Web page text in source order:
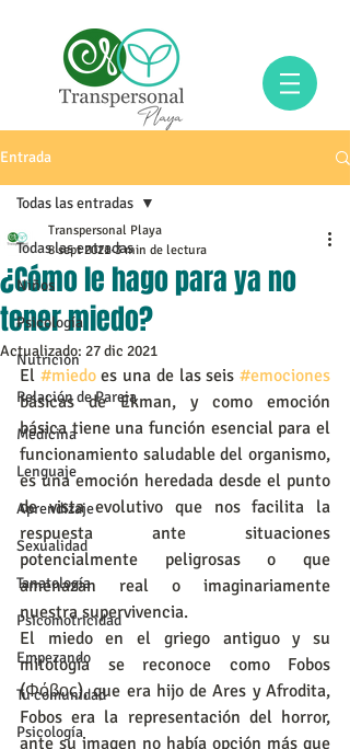
Entrada
Todas las entradas
Niños
Psicología
Nutrición
Relación de Pareja
Medicina
Lenguaje
Aprendizaje
Sexualidad
Tanatología
Psicomotricidad
Empezando
Tu comunidad
Psicología
Todas las entradas
¿Cómo le hago para ya no
tener miedo?
Transpersonal Playa
8 sept 2021 3 min de lectura
Actualizado: 27 dic 2021
El #miedo es una de las seis #emociones
básicas de Ekman, y como emoción
básica tiene una función esencial para el
funcionamiento saludable del organismo,
es una emoción heredada desde el punto
de vista evolutivo que nos facilita la
respuesta ante situaciones
potencialmente peligrosas o que
amenazan real o imaginariamente
nuestra supervivencia.
El miedo en el griego antiguo y su
(Φόβος), que era hijo de Ares y Afrodita,
Fobos era la representación del horror,
ante su imagen no había opción más que